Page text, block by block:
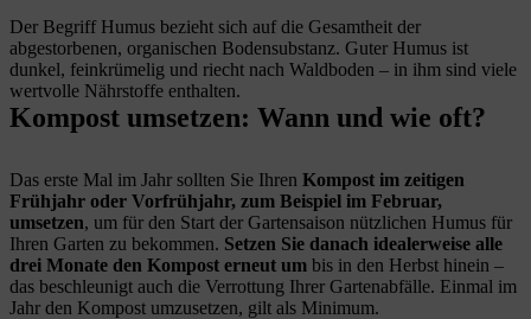
Der Begriff Humus bezieht sich auf die Gesamtheit der
abgestorbenen, organischen Bodensubstanz. Guter Humus ist
dunkel, feinkrümelig und riecht nach Waldboden – in ihm sind viele
wertvolle Nährstoffe enthalten.
Kompost umsetzen: Wann und wie oft?
Das erste Mal im Jahr sollten Sie Ihren Kompost im zeitigen
Frühjahr oder Vorfrühjahr, zum Beispiel im Februar,
umsetzen, um für den Start der Gartensaison nützlichen Humus für
Ihren Garten zu bekommen. Setzen Sie danach idealerweise alle
drei Monate den Kompost erneut um bis in den Herbst hinein –
das beschleunigt auch die Verrottung Ihrer Gartenabfälle. Einmal im
Jahr den Kompost umzusetzen, gilt als Minimum.